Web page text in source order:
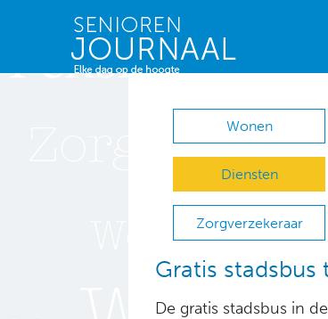
Wonen
Diensten
Zorgverzekeraar
Gratis stadsbus
De gratis stadsbus in